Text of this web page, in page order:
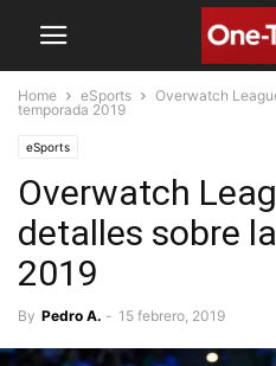
Home eSports
Overwatch
temporada 2019
eSports
Overwatch
detalles sobre
2019
By Pedro A. - 15 febrero, 2019